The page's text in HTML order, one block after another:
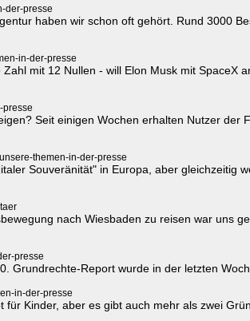
der-presse
haben wir schon oft gehört. Rund 3000
in-der-presse
mit 12 Nullen - will Elon Musk mit SpaceX
presse
Seit einigen Wochen erhalten Nutzer
themen-in-der-presse
Souveränität" in Europa, aber gleichzeitig
nach Wiesbaden zu reisen war uns
presse
Report wurde in der letzten
in-der-presse
Kinder, aber es gibt auch mehr als zwei